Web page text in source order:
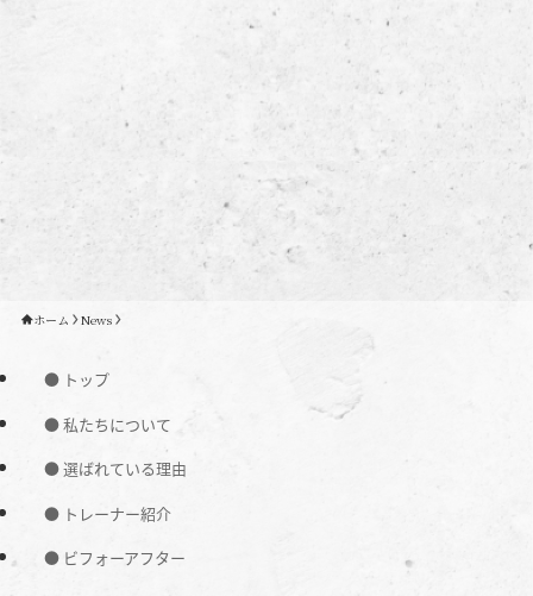
ホーム News
● トップ
● 私たちについて
● 選ばれている理由
● トレーナー紹介
● ビフォーアフター